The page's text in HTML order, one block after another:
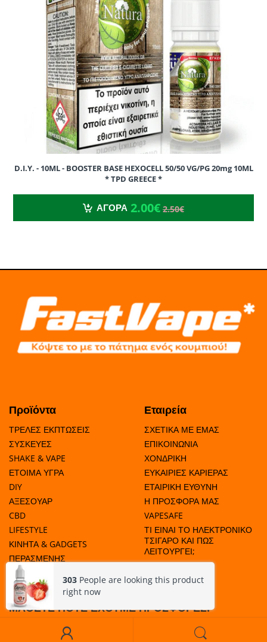
D.I.Y. - 10ML - BOOSTER BASE HEXOCELL 50/50 VG/PG 20mg 10ML
* TPD GREECE *
ΑΓΟΡΑ 2.00€ 2.50€
Προϊόντα
ΤΡΕΛΕΣ ΕΚΠΤΩΣΕΙΣ
ΣΥΣΚΕΥΕΣ
SHAKE & VAPE
ΕΤΟΙΜΑ ΥΓΡΑ
DIY
ΑΞΕΣΟΥΑΡ
CBD
LIFESTYLE
ΚΙΝΗΤΑ & GADGETS
ΠΕΡΑΣΜΕΝΗΣ
ΗΜΕΡΟΜΗΝΙΑΣ
Εταιρεία
ΣΧΕΤΙΚΑ ΜΕ ΕΜΑΣ
ΕΠΙΚΟΙΝΩΝΙΑ
ΧΟΝΔΡΙΚΗ
ΕΥΚΑΙΡΙΕΣ ΚΑΡΙΕΡΑΣ
ΕΤΑΙΡΙΚΗ ΕΥΘΥΝΗ
Η ΠΡΟΣΦΟΡΑ ΜΑΣ
VAPESAFE
ΤΙ ΕΙΝΑΙ ΤΟ ΗΛΕΚΤΡΟΝΙΚΟ
ΤΣΙΓΑΡΟ ΚΑΙ ΠΩΣ
ΛΕΙΤΟΥΡΓΕΙ;
ΜΑΘΕΤΕ ΠΟΤΕ ΕΧΟΥΜΕ ΠΡΟΣΦΟΡΕΣ!
303 People are looking this product
right now